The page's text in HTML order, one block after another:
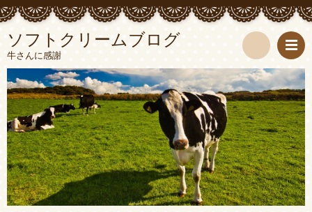
ソフトクリームブログ
牛さんに感謝
検
索